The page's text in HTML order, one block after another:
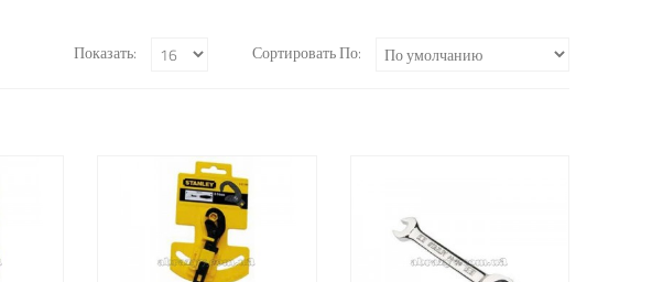
Сортировать По:
Показать: